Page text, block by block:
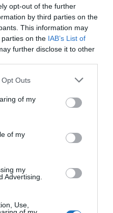
opt-out of the further
by third parties on the
This information may
on the IAB’s List of
further disclose it to other
uses one or more Google
behaviour. You may click to
and its third-party tags to
purposes in below Google
Outs
of my
of my
my
Advertising.
Use,
és ez a
A horvát turizmus
magyar látogatott
vendégéjszakát
2022-es évhez
viszonyítva pedig
száma és 9%-kal nőtt